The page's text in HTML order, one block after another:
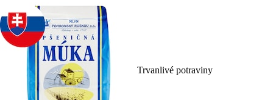
Trvanlivé potraviny